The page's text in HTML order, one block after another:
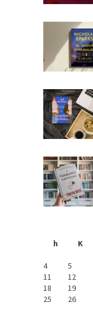
h
K
4
5
11
12
18
19
25
26